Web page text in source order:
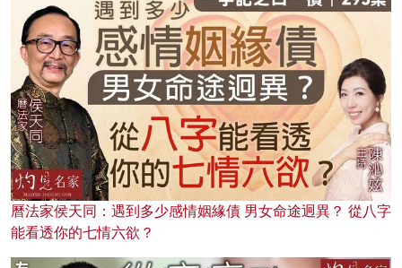
曆法家侯天同：遇到多少感情姻緣債 男女命途迥異？ 從八字
能看透你的七情六欲？